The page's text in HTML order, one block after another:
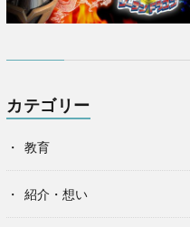
カテゴリー
教育
紹介・想い